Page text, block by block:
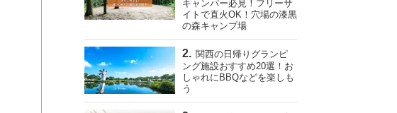
キャンパー必見！フリーサ
イトで直火OK！穴場の漆黒
の森キャンプ場
関西の日帰りグランピ
ング施設おすすめ20選！お
しゃれにBBQなどを楽しも
う